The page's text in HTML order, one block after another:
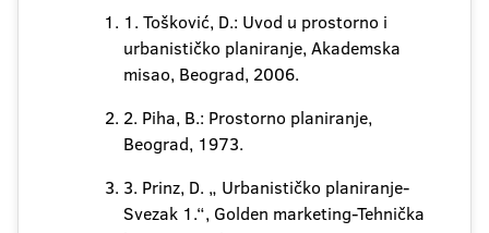
1. Tošković, D.: Uvod u prostorno i
urbanističko planiranje, Akademska
misao, Beograd, 2006.
2. Piha, B.: Prostorno planiranje,
Beograd, 1973.
3. Prinz, D. „ Urbanističko planiranje-
Svezak 1.“, Golden marketing-Tehnička